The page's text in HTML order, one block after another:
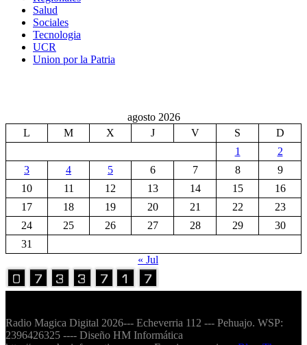
Salud
Sociales
Tecnologia
UCR
Union por la Patria
agosto 2026
L
M X J V S
D
1
2
3
4 5 6 7 8
9
10
11 12 13 14 15
16
17
18 19 20 21 22
23
24
25 26 27 28 29
30
31
« Jul
Radio Magica Digital 2026--- Echeverria 112 --- Pehuajo. WSP:
2396426325 ---- Diseño HM Informática